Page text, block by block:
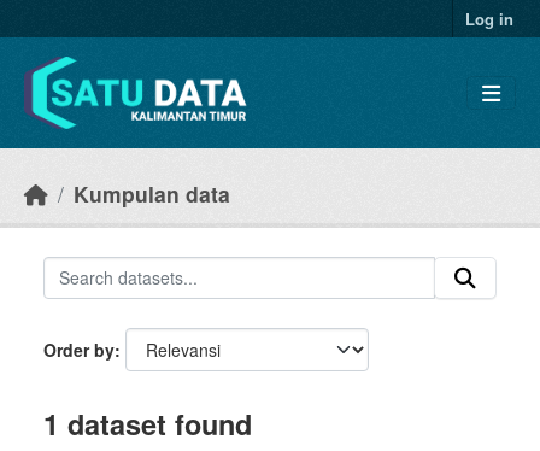
Log in
Kumpulan data
Order by
1 dataset found